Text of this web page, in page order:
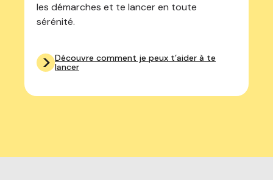
les démarches et te lancer en toute
sérénité.
> Découvre comment je peux t’aider à te
lancer